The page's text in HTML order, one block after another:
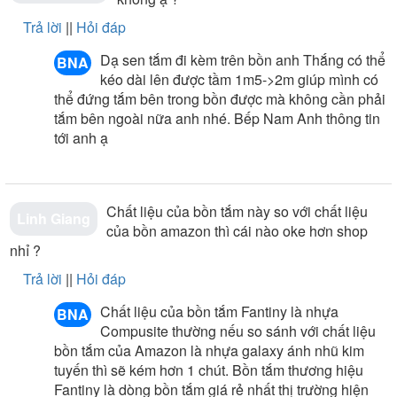
sách bảo hành tốt nhất.
Lưu ý: Sản phẩm được bảo hành 5 năm phần thân bồn
và 1 năm các thiết bị khác
Tại đây chúng tôi có đội ngũ chuyên viên tư vấn với đầy
đủ chuyên môn kỹ thuật sẽ tư vấn lắp đặt miễn phí thiết
bị phòng tắm phù hợp với không gian của gia đình nhà
- Được tham gia rất nhiều chương trình khuyến mãi lớn,
hấp dẫn nhất với nhiều phần quà có giá trị cho mọi
khách hàng.
Quý khách hàng có thể tới Showroom Nội Thất Nam Anh
để xem và mua hàng . Hoặc liên hệ Hotlinecủa Nội Thất
Nam Anhđể nhận được tư vấn tốt nhất
Tham khảo thêm bài viết hữu ích:
Trả lời || Hỏi đáp
BNA
Dạ sen tắm đi kèm trên bồn anh Thắng có thể
kéo dài lên được tầm 1m5->2m giúp mình có
thể đứng tắm bên trong bồn được mà không cần phải
tắm bên ngoài nữa anh nhé. Bếp Nam Anh thông tin
tới anh ạ
Chất liệu của bồn tắm này so với chất liệu
của bồn amazon thì cái nào oke hơn shop
nhỉ ?
Trả lời || Hỏi đáp
BNA
Chất liệu của bồn tắm Fantiny là nhựa
Compusite thường nếu so sánh với chất liệu
bồn tắm của Amazon là nhựa galaxy ánh nhũ kim
tuyến thì sẽ kém hơn 1 chút. Bồn tắm thương hiệu
Fantiny là dòng bồn tắm giá rẻ nhất thị trường hiện